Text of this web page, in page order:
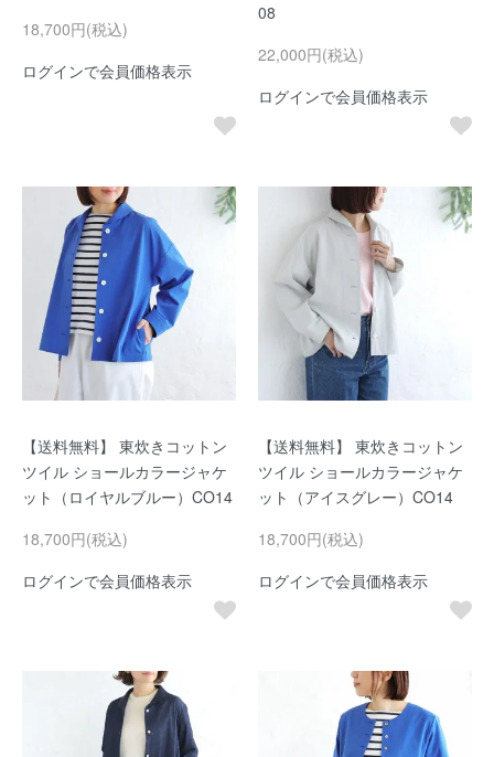
18,700円(税込)
ログインで会員価格表示
08
22,000円(税込)
ログインで会員価格表示
【送料無料】 東炊きコットン
ツイル ショールカラージャケ
ット（ロイヤルブルー）CO14
18,700円(税込)
ログインで会員価格表示
【送料無料】 東炊きコットン
ツイル ショールカラージャケ
ット（アイスグレー）CO14
18,700円(税込)
ログインで会員価格表示